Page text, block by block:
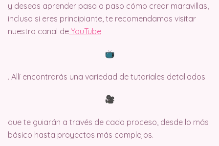
y deseas aprender paso a paso cómo crear maravillas,
incluso si eres principiante, te recomendamos visitar
nuestro canal de YouTube
. Allí encontrarás una variedad de tutoriales detallados
que te guiarán a través de cada proceso, desde lo más
básico hasta proyectos más complejos.